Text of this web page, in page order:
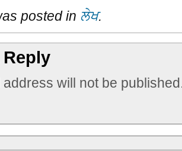
posted in ਲੇਖ.
Reply
address will not be